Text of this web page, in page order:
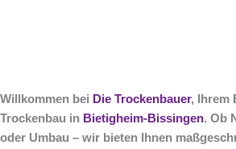
Willkommen bei Die Trockenbauer, Ihrem
Trockenbau in Bietigheim-Bissingen. Ob
oder Umbau – wir bieten Ihnen